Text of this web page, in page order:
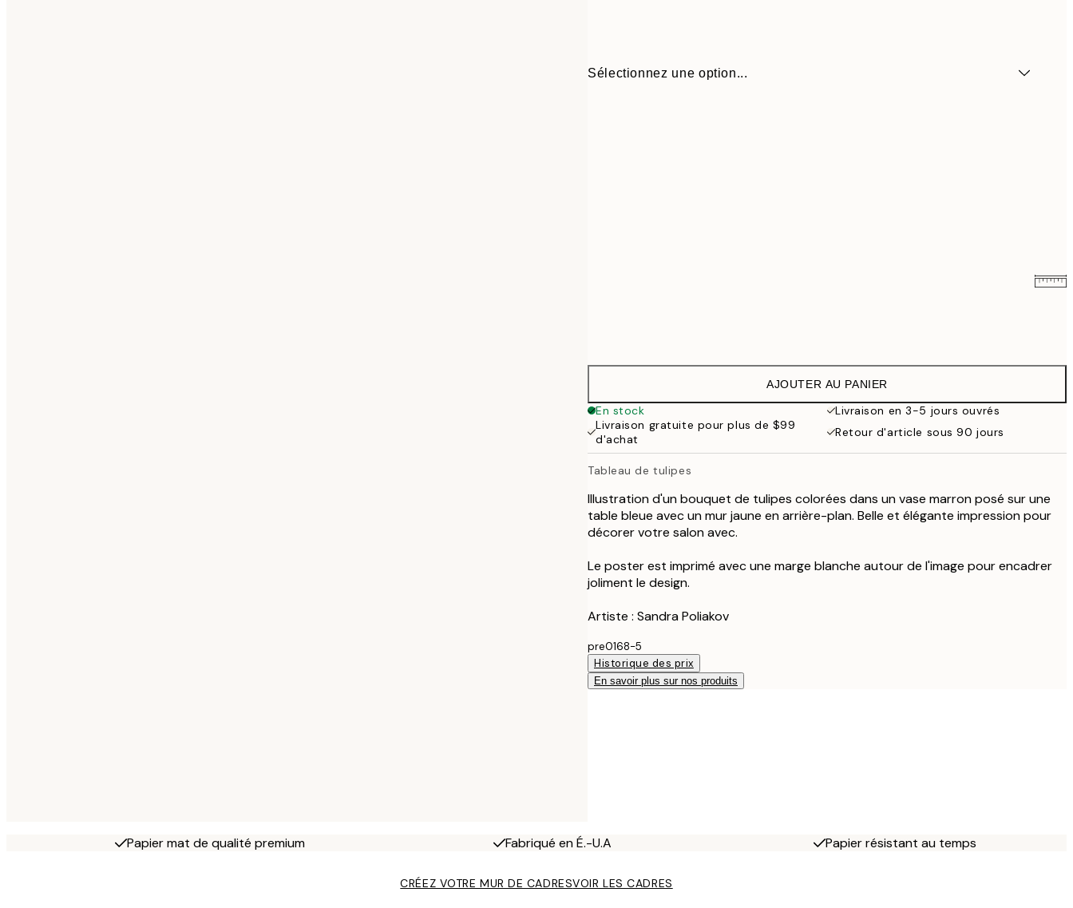
Sélectionnez une option...
$107
AJOUTER AU PANIER
En stock
Livraison en 3-5 jours ouvrés
Livraison gratuite pour plus de $99
d'achat
Retour d'article sous 90 jours
Tableau de tulipes
Illustration d'un bouquet de tulipes colorées dans un vase marron posé sur une
table bleue avec un mur jaune en arrière-plan. Belle et élégante impression pour
décorer votre salon avec.
Le poster est imprimé avec une marge blanche autour de l'image pour encadrer
joliment le design.
Artiste : Sandra Poliakov
pre0168-5
Historique des prix
En savoir plus sur nos produits
Papier mat de qualité premium Fabriqué en É.-U.A Papier résistant au temps
CRÉEZ VOTRE MUR DE CADRESVOIR LES CADRES